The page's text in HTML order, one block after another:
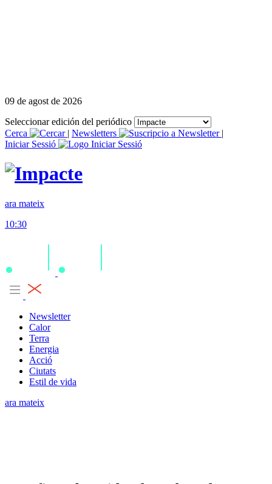
09 de agost de 2026
Seleccionar edición del periódico
Cerca
| Newsletters
|
Iniciar Sessió
ara mateix
10:30
Newsletter
Calor
Terra
Energia
Acció
Ciutats
Estil de vida
ara mateix